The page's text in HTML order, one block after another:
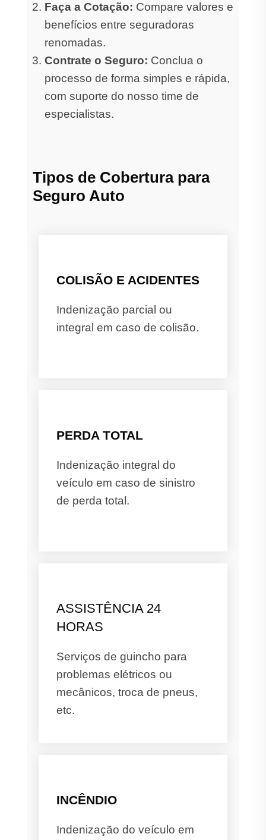
Faça a Cotação: Compare valores e
benefícios entre seguradoras
renomadas.
Contrate o Seguro: Conclua o
processo de forma simples e rápida,
com suporte do nosso time de
especialistas.
Tipos de Cobertura para
Seguro Auto
COLISÃO E ACIDENTES
Indenização parcial ou
integral em caso de colisão.
PERDA TOTAL
Indenização integral do
veículo em caso de sinistro
de perda total.
ASSISTÊNCIA 24
HORAS
Serviços de guincho para
problemas elétricos ou
mecânicos, troca de pneus,
etc.
INCÊNDIO
Indenização do veículo em